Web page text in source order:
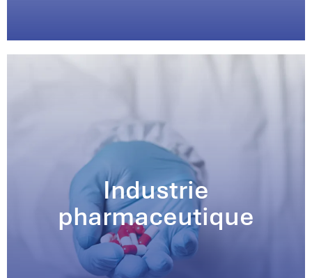
Industrie
pharmaceutique